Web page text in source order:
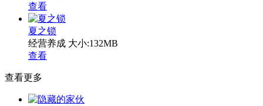
查看
夏之锁
经营养成 大小:132MB
查看
查看更多